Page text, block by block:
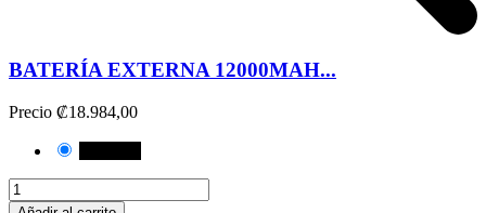
BATERÍA EXTERNA 12000MAH...
Precio ₡18.984,00